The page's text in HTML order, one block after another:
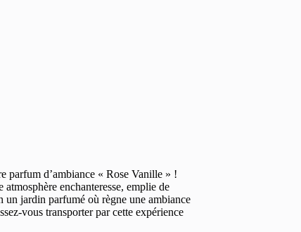
parfum d’ambiance « Rose Vanille » !
enchanteresse, emplie de
un jardin parfumé où règne une ambiance
vous transporter par cette expérience